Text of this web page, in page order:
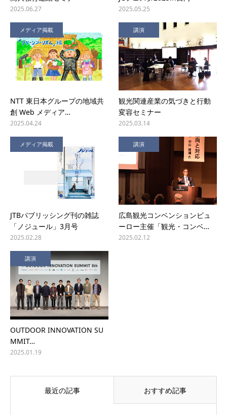
2025.06.27 2025.05.25
メディア掲載
NTT 東日本グループの地域共
創 Web メディア…
2025.04.24
講演
観光関連産業の気づきと行動
変容セミナー
2025.03.14
メディア掲載
JTBパブリッシング刊の雑誌
「ノジュール」3月号
2025.02.28
講演
広島観光コンベンションビュ
ーロー主催「観光・コンベ…
2025.02.12
講演
OUTDOOR INNOVATION SU
MMIT…
2025.01.19
最近の記事 おすすめ記事